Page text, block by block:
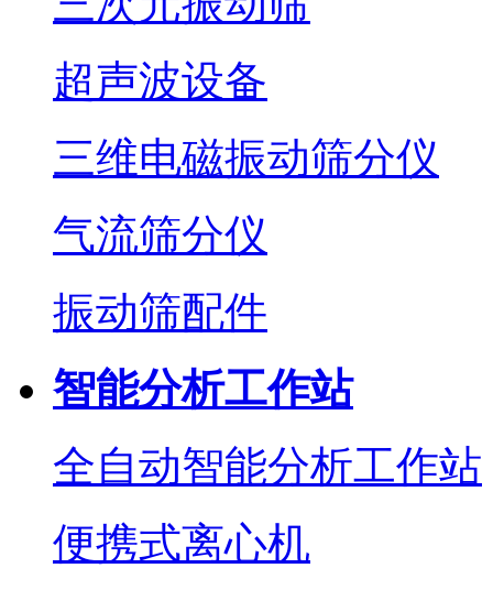
超声波设备
三维电磁振动筛分仪
气流筛分仪
振动筛配件
智能分析工作站
全自动智能分析工作站
便携式离心机